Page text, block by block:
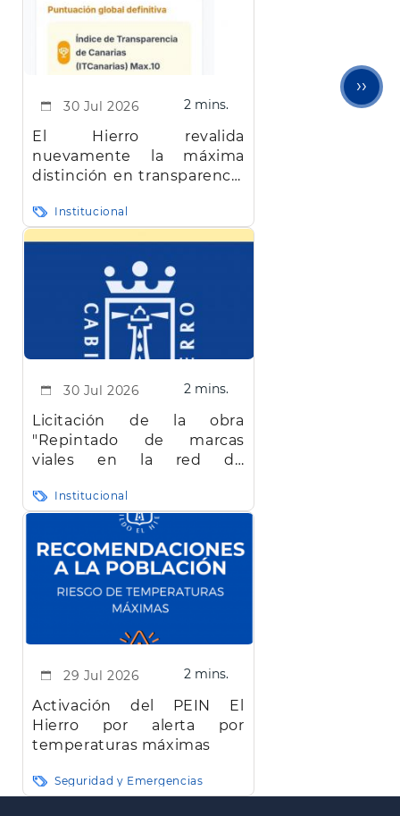
30 Jul 2026 2 mins.
El Hierro revalida
nuevamente la máxima
distinción en transparencia
Institucional
30 Jul 2026 2 mins.
Licitación de la obra
"Repintado de marcas
viales en la red de
Hierro"
Institucional
29 Jul 2026 2 mins.
Activación del PEIN El
Hierro por alerta por
temperaturas máximas
Seguridad y Emergencias
Paginación
››